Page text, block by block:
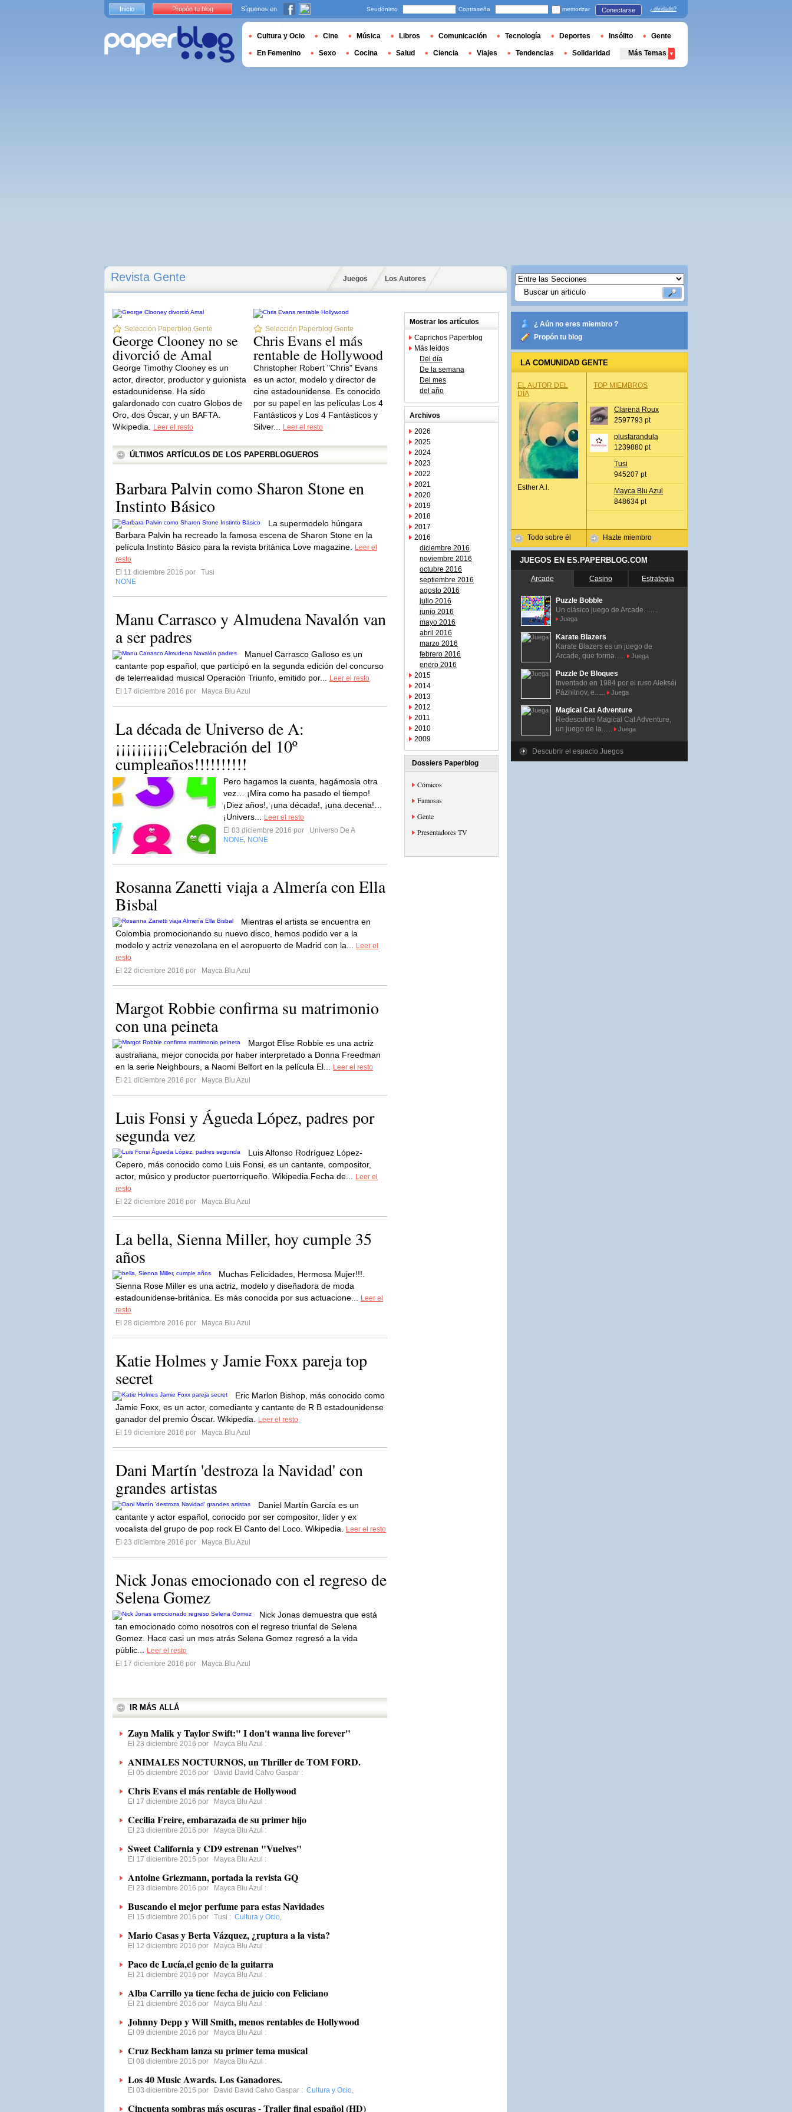
Revista Gente Juegos Los Autores
Selección Paperblog Gente
George Clooney no se
divorció de Amal
George Timothy Clooney es un
actor, director, productor y guionista
estadounidense. Ha sido
galardonado con cuatro Globos de
Oro, dos Óscar, y un BAFTA.
Wikipedia.
Leer el resto
Selección Paperblog Gente
Chris Evans el más
rentable de Hollywood
Christopher Robert "Chris" Evans
es un actor, modelo y director de
cine estadounidense. Es conocido
por su papel en las películas Los 4
Fantásticos y Los 4 Fantásticos y
Silver...
Leer el resto
ÚLTIMOS ARTÍCULOS DE LOS PAPERBLOGUEROS
Barbara Palvin como Sharon Stone en
Instinto Básico
La supermodelo húngara
Barbara Palvin ha recreado la famosa escena de Sharon Stone en la
película Instinto Básico para la revista británica Love magazine.
Leer el
resto
El 11 diciembre 2016 por
Tusi
NONE
Manu Carrasco y Almudena Navalón van
a ser padres
Manuel Carrasco Galloso es un
cantante pop español, que participó en la segunda edición del concurso
de telerrealidad musical Operación Triunfo, emitido por...
Leer el resto
El 17 diciembre 2016 por
Mayca Blu Azul
La década de Universo de A:
¡¡¡¡¡¡¡¡¡¡Celebración del 10º
cumpleaños!!!!!!!!!!
Pero hagamos la cuenta, hagámosla otra
vez… ¡Mira como ha pasado el tiempo!
¡Diez años!, ¡una década!, ¡una decena!…
¡Univers...
Leer el resto
El 03 diciembre 2016 por
Universo De A
NONE NONE
Rosanna Zanetti viaja a Almería con Ella
Bisbal
Mientras el artista se encuentra en
Colombia promocionando su nuevo disco, hemos podido ver a la
modelo y actriz venezolana en el aeropuerto de Madrid con la...
Leer el
resto
El 22 diciembre 2016 por
Mayca Blu Azul
Margot Robbie confirma su matrimonio
con una peineta
Margot Elise Robbie es una actriz
australiana, mejor conocida por haber interpretado a Donna Freedman
en la serie Neighbours, a Naomi Belfort en la película El...
Leer el resto
El 21 diciembre 2016 por
Mayca Blu Azul
Luis Fonsi y Águeda López, padres por
segunda vez
Luis Alfonso Rodríguez López-
Cepero, más conocido como Luis Fonsi, es un cantante, compositor,
actor, músico y productor puertorriqueño. Wikipedia.Fecha de...
Leer el
resto
El 22 diciembre 2016 por
Mayca Blu Azul
La bella, Sienna Miller, hoy cumple 35
años
Muchas Felicidades, Hermosa Mujer!!!.
Sienna Rose Miller es una actriz, modelo y diseñadora de moda
estadounidense-británica. Es más conocida por sus actuacione...
Leer el
resto
El 28 diciembre 2016 por
Mayca Blu Azul
Katie Holmes y Jamie Foxx pareja top
secret
Eric Marlon Bishop, más conocido como
Jamie Foxx, es un actor, comediante y cantante de R B estadounidense
ganador del premio Óscar. Wikipedia.
Leer el resto
El 19 diciembre 2016 por
Mayca Blu Azul
Dani Martín 'destroza la Navidad' con
grandes artistas
Daniel Martín García es un
cantante y actor español, conocido por ser compositor, líder y ex
vocalista del grupo de pop rock El Canto del Loco. Wikipedia.
Leer el resto
El 23 diciembre 2016 por
Mayca Blu Azul
Nick Jonas emocionado con el regreso de
Selena Gomez
Nick Jonas demuestra que está
tan emocionado como nosotros con el regreso triunfal de Selena
Gomez. Hace casi un mes atrás Selena Gomez regresó a la vida
públic...
Leer el resto
El 17 diciembre 2016 por
Mayca Blu Azul
IR MÁS ALLÁ
Zayn Malik y Taylor Swift:" I don't wanna live forever"
El 23 diciembre 2016 por Mayca Blu Azul :
ANIMALES NOCTURNOS, un Thriller de TOM FORD.
El 05 diciembre 2016 por David David Calvo Gaspar :
Chris Evans el más rentable de Hollywood
El 17 diciembre 2016 por Mayca Blu Azul :
Cecilia Freire, embarazada de su primer hijo
El 23 diciembre 2016 por Mayca Blu Azul :
Sweet California y CD9 estrenan "Vuelves"
El 17 diciembre 2016 por Mayca Blu Azul :
Antoine Griezmann, portada la revista GQ
El 23 diciembre 2016 por Mayca Blu Azul :
Buscando el mejor perfume para estas Navidades
El 15 diciembre 2016 por Tusi : Cultura y Ocio,
Mario Casas y Berta Vázquez, ¿ruptura a la vista?
El 12 diciembre 2016 por Mayca Blu Azul :
Paco de Lucía,el genio de la guitarra
El 21 diciembre 2016 por Mayca Blu Azul :
Alba Carrillo ya tiene fecha de juicio con Feliciano
El 21 diciembre 2016 por Mayca Blu Azul :
Johnny Depp y Will Smith, menos rentables de Hollywood
El 09 diciembre 2016 por Mayca Blu Azul :
Cruz Beckham lanza su primer tema musical
El 08 diciembre 2016 por Mayca Blu Azul :
Los 40 Music Awards. Los Ganadores.
El 03 diciembre 2016 por David David Calvo Gaspar : Cultura y Ocio,
Cincuenta sombras más oscuras - Trailer final español (HD)
Mostrar los artículos
Caprichos Paperblog
Más leídos
Del día
De la semana
Del mes
del año
Archivos
2026
2025
2024
2023
2022
2021
2020
2019
2018
2017
2016
diciembre 2016
noviembre 2016
octubre 2016
septiembre 2016
agosto 2016
julio 2016
junio 2016
mayo 2016
abril 2016
marzo 2016
febrero 2016
enero 2016
2015
2014
2013
2012
2011
2010
2009
Dossiers Paperblog
Cómicos
Famosas
Gente
Presentadores TV
¿ Aún no eres miembro ?
Propón tu blog
LA COMUNIDAD GENTE
EL AUTOR DEL
DÍA
Esther A.l.
Todo sobre él
TOP MIEMBROS
Clarena Roux
2597793 pt
plusfarandula
1239880 pt
Tusi
945207 pt
Mayca Blu Azul
848634 pt
Hazte miembro
JUEGOS EN ES.PAPERBLOG.COM
Arcade Casino Estrategia
Puzzle Bobble
Un clásico juego de Arcade. ......
Juega
Karate Blazers
Karate Blazers es un juego de
Arcade, que forma......
Juega
Puzzle De Bloques
Inventado en 1984 por el ruso Alekséi
Pázhitnov, e......
Juega
Magical Cat Adventure
Redescubre Magical Cat Adventure,
un juego de la......
Juega
Descubrir el espacio Juegos
Inicio Propón tu blog Síguenos en Seudónimo Contraseña memorizar Conectarse ¿olvidado?
Cultura y Ocio Cine Música Libros Comunicación Tecnología Deportes Insólito Gente
En Femenino Sexo Cocina Salud Ciencia Viajes Tendencias Solidaridad Más Temas